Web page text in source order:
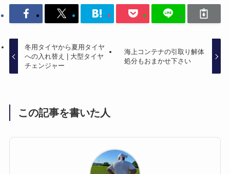
冬用タイヤから夏用タイヤ
への入れ替え | 大型タイヤ
チェンジャー
海上コンテナの引取り解体
処分もおまかせ下さい
この記事を書いた人